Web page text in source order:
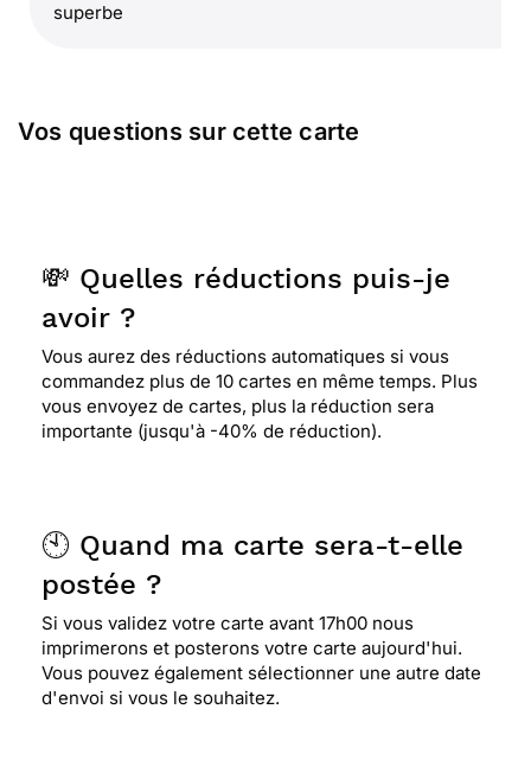
superbe
Vos questions sur cette carte
💸 Quelles réductions puis-je
avoir ?
Vous aurez des réductions automatiques si vous
commandez plus de 10 cartes en même temps. Plus
vous envoyez de cartes, plus la réduction sera
importante (jusqu'à -40% de réduction).
🕙 Quand ma carte sera-t-elle
postée ?
Si vous validez votre carte avant 17h00 nous
imprimerons et posterons votre carte aujourd'hui.
Vous pouvez également sélectionner une autre date
d'envoi si vous le souhaitez.